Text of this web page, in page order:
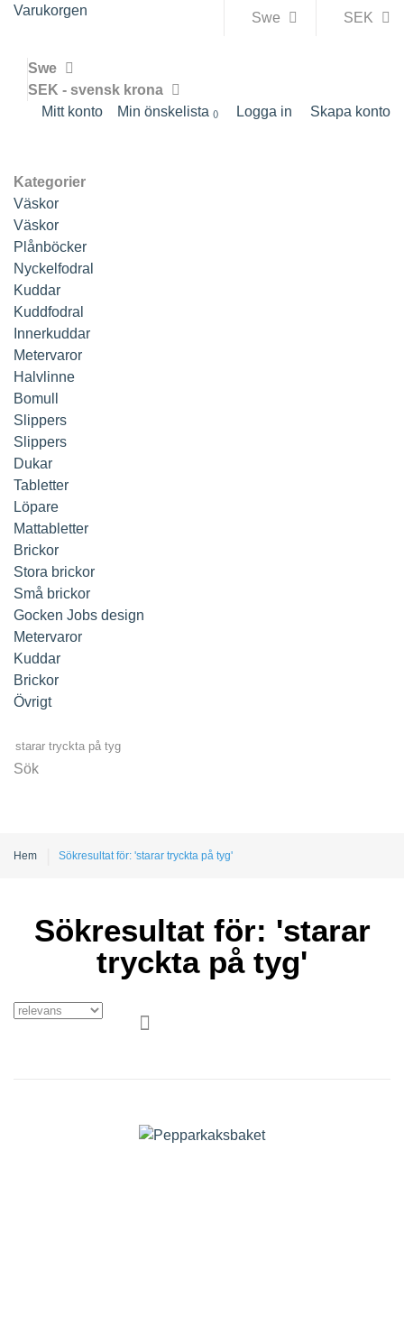
Swe SEK
Varukorgen
Swe
SEK - svensk krona
Mitt konto
Min önskelista Logga in Skapa konto
Kategorier
Väskor
Väskor
Plånböcker
Nyckelfodral
Kuddar
Kuddfodral
Innerkuddar
Metervaror
Halvlinne
Bomull
Slippers
Slippers
Dukar
Tabletter
Löpare
Mattabletter
Brickor
Stora brickor
Små brickor
Gocken Jobs design
Metervaror
Kuddar
Brickor
Övrigt
Sök
Hem Sökresultat för: 'starar tryckta på tyg'
Sökresultat för: 'starar
tryckta på tyg'